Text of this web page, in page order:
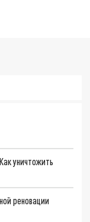
уничтожить
реновации